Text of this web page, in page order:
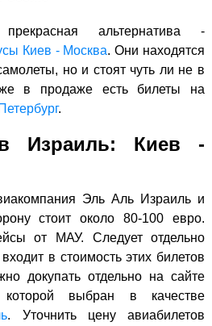
альтернатива -
Киев - Москва. Они находятся
но и стоят чуть ли не в
в продаже есть билеты на
.
Израиль: Киев -
Эль Аль Израиль и
стоит около 80-100 евро.
от МАУ. Следует отдельно
в стоимость этих билетов
докупать отдельно на сайте
которой выбран в качестве
. Уточнить цену авиабилетов